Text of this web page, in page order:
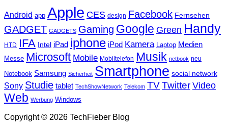
Android app Apple CES design Facebook Fernsehen
GADGET GADGETS Gaming Google Green Handy
HTD IFA Intel iPad iphone iPod Kamera Laptop Medien
Messe Microsoft Mobile Mobiltelefon Musik netbook neu
Notebook Samsung Sicherheit Smartphone social network
Sony Studie tablet TechShowNetwork Telekom TVTwitter Video
Web Werbung Windows
Copyright © 2026 TechFieber Blog